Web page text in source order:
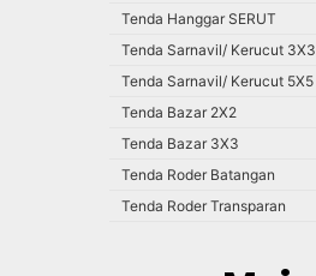
Tenda Hanggar SERUT
Tenda Sarnavil/ Kerucut 3X3
Tenda Sarnavil/ Kerucut 5X5
Tenda Bazar 2X2
Tenda Bazar 3X3
Tenda Roder Batangan
Tenda Roder Transparan